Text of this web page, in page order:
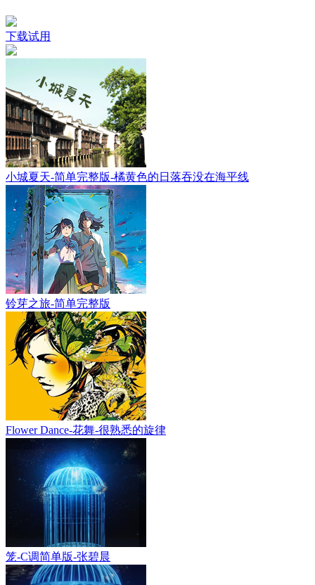
下载试用
小城夏天-简单完整版-橘黄色的日落吞没在海平线
铃芽之旅-简单完整版
Flower Dance-花舞-很熟悉的旋律
笼-C调简单版-张碧晨